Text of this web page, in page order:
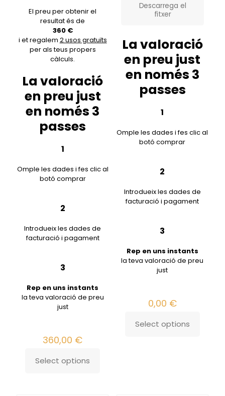
El preu per obtenir el
resultat és de
360 €
i et regalem 2 usos gratuïts
per als teus propers
càlculs.
La valoració
en preu just
en només 3
passes
1
Omple les dades i fes clic al
botó comprar
2
Introdueix les dades de
facturació i pagament
3
Rep en uns instants
la teva valoració de preu
just
360,00 €
Select options
Descarrega el
fitxer
La valoració
en preu just
en només 3
passes
1
Omple les dades i fes clic al
botó comprar
2
Introdueix les dades de
facturació i pagament
3
Rep en uns instants
la teva valoració de preu
just
0,00 €
Select options